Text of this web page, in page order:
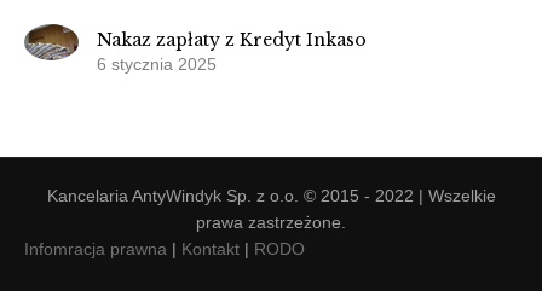
Nakaz zapłaty z Kredyt Inkaso
6 stycznia 2025
Kancelaria AntyWindyk Sp. z o.o. © 2015 - 2022 | Wszelkie
prawa zastrzeżone.
Infomracja prawna | Kontakt | RODO